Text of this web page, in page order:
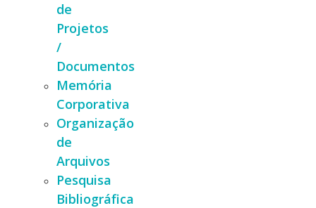
de
Projetos
/
Documentos
Memória
Corporativa
Organização
de
Arquivos
Pesquisa
Bibliográfica